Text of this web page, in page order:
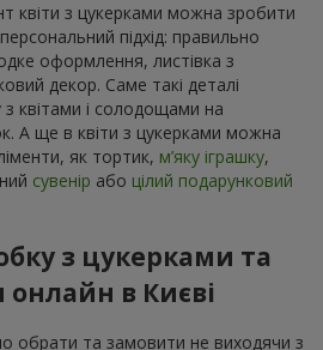
квіти з цукерками можна зробити
підхід: правильно
оформлення, листівка з
декор. Саме такі деталі
квітами і солодощами на
А ще в квіти з цукерками можна
як тортик, м’яку іграшку,
сувенір або цілий подарунковий
з цукерками та
онлайн в Києві
обрати та замовити не виходячи з